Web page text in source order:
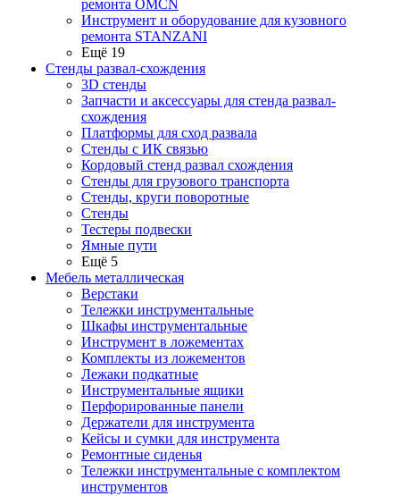
ремонта OMCN
Инструмент и оборудование для кузовного
ремонта STANZANI
Ещё 19
Стенды развал-схождения
3D стенды
Запчасти и аксессуары для стенда развал-
схождения
Платформы для сход развала
Стенды с ИК связью
Кордовый стенд развал схождения
Стенды для грузового транспорта
Стенды, круги поворотные
Стенды
Тестеры подвески
Ямные пути
Ещё 5
Мебель металлическая
Верстаки
Тележки инструментальные
Шкафы инструментальные
Инструмент в ложементах
Комплекты из ложементов
Лежаки подкатные
Инструментальные ящики
Перфорированные панели
Держатели для инструмента
Кейсы и сумки для инструмента
Ремонтные сиденья
Тележки инструментальные с комплектом
инструментов